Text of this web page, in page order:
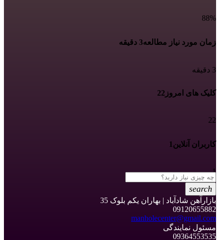
88%
زمان مورد نیاز مطالعه3 دقیقه
3 دقیقه
کلیک های امروز 22
22
کاربران آنلاین 1
1
search
بازارآهن شادآباد | بهاران یکم بلوک 35
09120655882
manholecenter@gmail.com
مسئول نمایندگی
09364553535